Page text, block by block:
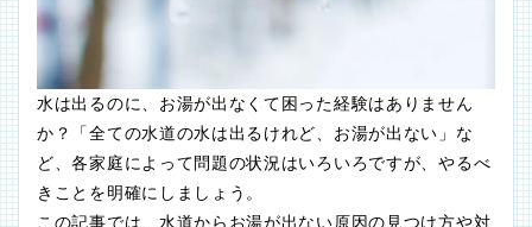
水は出るのに、お湯が出なくて困った経験はありません
か？「全ての水道の水は出るけれど、お湯が出ない」な
ど、各家庭によって問題の状況はいろいろですが、やるべ
きことを明確にしましょう。
この記事では、水道からお湯が出ない原因の見つけ方や対